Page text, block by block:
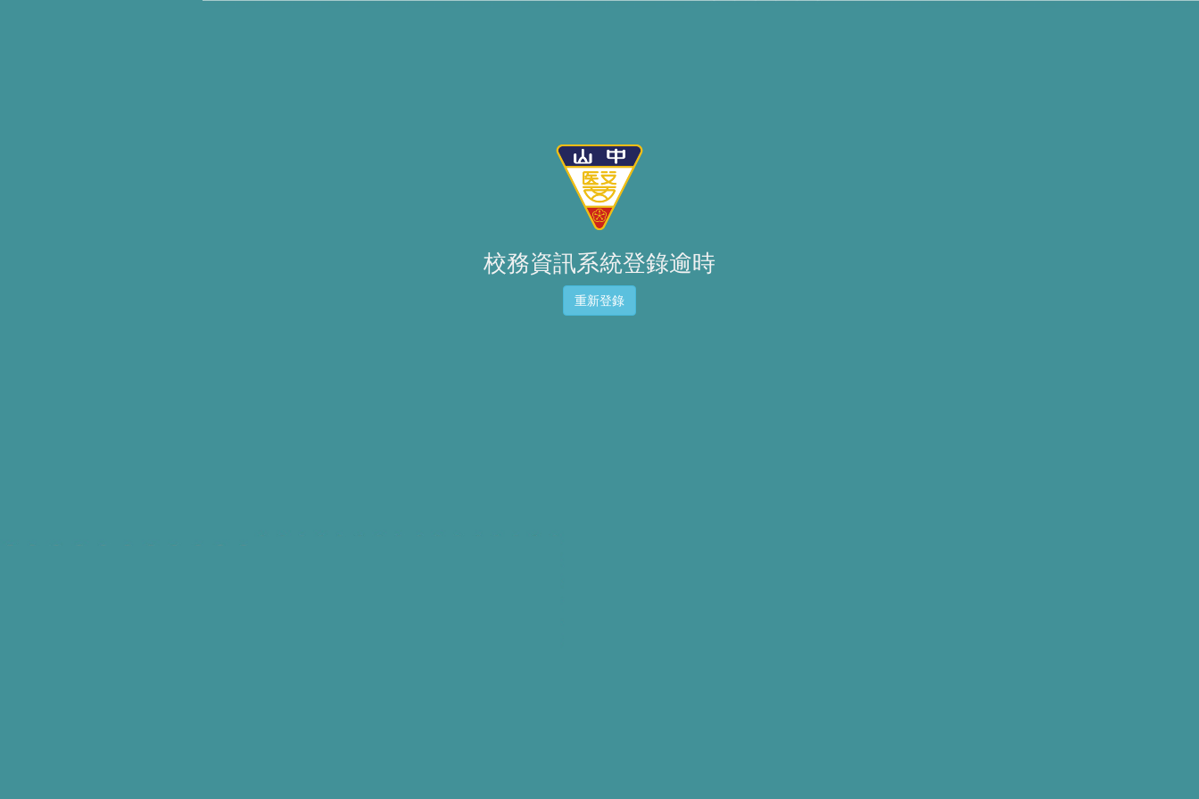
校務資訊系統登錄逾時
重新登錄